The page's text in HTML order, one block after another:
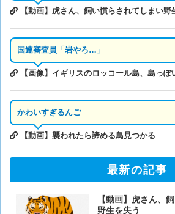
【動画】虎さん、飼い慣らされてしまい野
国連審査員「岩やろ…」
【画像】イギリスのロッコール島、島っぽ
かわいすぎるんご
【動画】襲われたら諦める鳥見つかる
最新の記事
【動画】虎さん、
野生を失う